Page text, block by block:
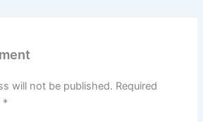
will not be published. Required
*